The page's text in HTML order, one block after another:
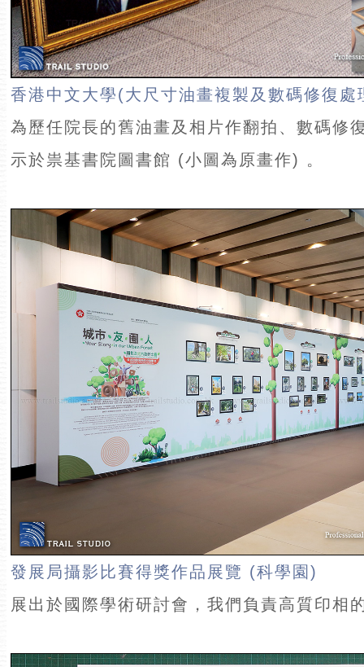
香港中文大學(大尺寸油畫複製及數碼修復處
為歷任院長的舊油畫及相片作翻拍、數碼修
示於祟基書院圖書館 (小圖為原畫作) 。
發展局攝影比賽得獎作品展覽 (科學園)
展出於國際學術研討會，我們負責高質印相